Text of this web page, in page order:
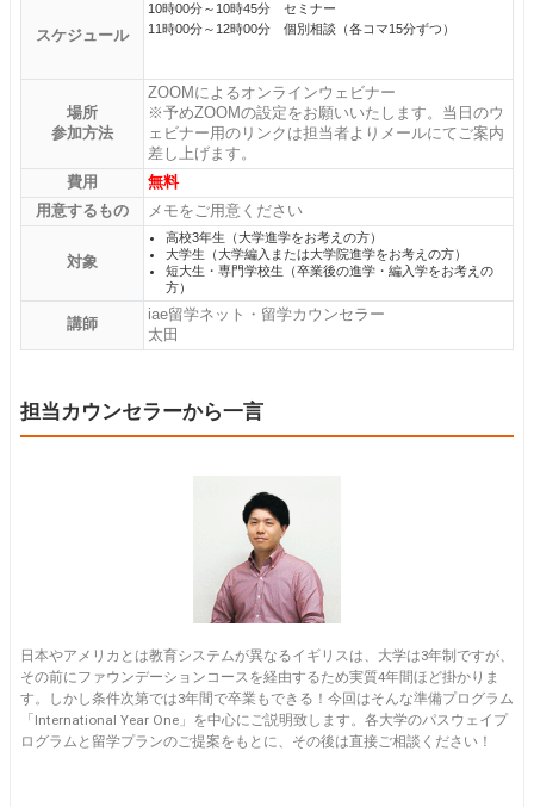
スケジュール
10時00分～10時45分 セミナー
11時00分～12時00分 個別相談（各コマ15分ずつ）
場所
参加方法
ZOOMによるオンラインウェビナー
※予めZOOMの設定をお願いいたします。当日のウ
ェビナー用のリンクは担当者よりメールにてご案内
差し上げます。
費用
無料
用意するもの
メモをご用意ください
対象
高校3年生（大学進学をお考えの方）
大学生（大学編入または大学院進学をお考えの方）
短大生・専門学校生（卒業後の進学・編入学をお考えの
方）
講師
iae留学ネット・留学カウンセラー
太田
担当カウンセラーから一言
日本やアメリカとは教育システムが異なるイギリスは、大学は3年制ですが、
その前にファウンデーションコースを経由するため実質4年間ほど掛かりま
す。しかし条件次第では3年間で卒業もできる！今回はそんな準備プログラム
「International Year One」を中心にご説明致します。各大学のパスウェイプ
ログラムと留学プランのご提案をもとに、その後は直接ご相談ください！